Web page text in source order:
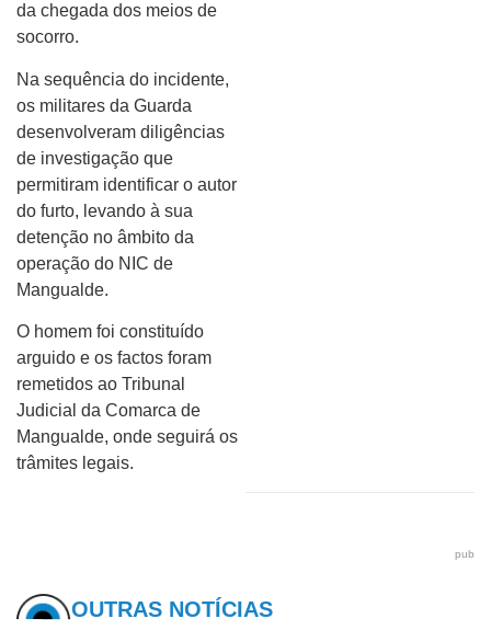
da chegada dos meios de
socorro.
Na sequência do incidente,
os militares da Guarda
desenvolveram diligências
de investigação que
permitiram identificar o autor
do furto, levando à sua
detenção no âmbito da
operação do NIC de
Mangualde.
O homem foi constituído
arguido e os factos foram
remetidos ao Tribunal
Judicial da Comarca de
Mangualde, onde seguirá os
trâmites legais.
pub
OUTRAS NOTÍCIAS